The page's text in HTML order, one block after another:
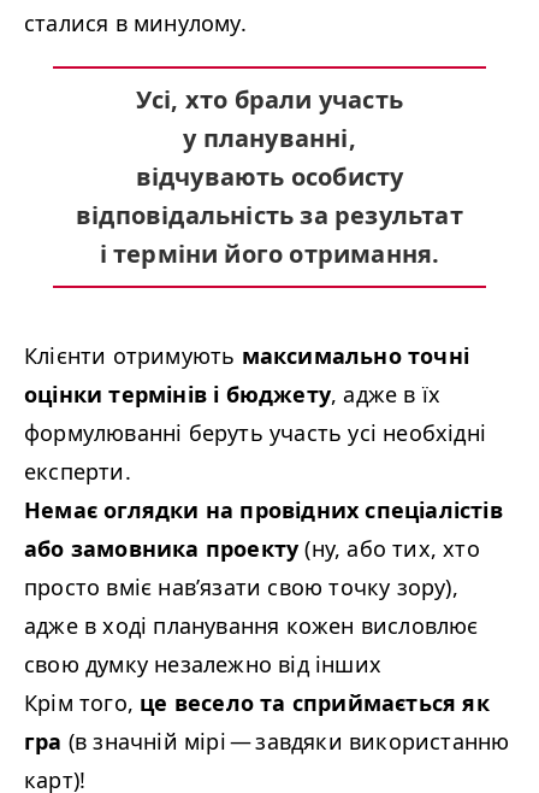
сталися в минулому.
Усі, хто брали участь
у плануванні,
відчувають особисту
відповідальність за результат
і терміни його отримання.
Клієнти отримують максимально точні
оцінки термінів і бюджету, адже в їх
формулюванні беруть участь усі необхідні
експерти.
Немає оглядки на провідних спеціалістів
або замовника проекту (ну, або тих, хто
просто вміє нав’язати свою точку зору),
адже в ході планування кожен висловлює
свою думку незалежно від інших
Крім того, це весело та сприймається як
гра (в значній мірі — завдяки використанню
карт)!